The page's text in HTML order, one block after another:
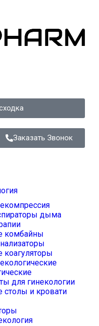
Заказать Звонок
дыма
комбайны
коагуляторы
для гинекологии
столы и кровати